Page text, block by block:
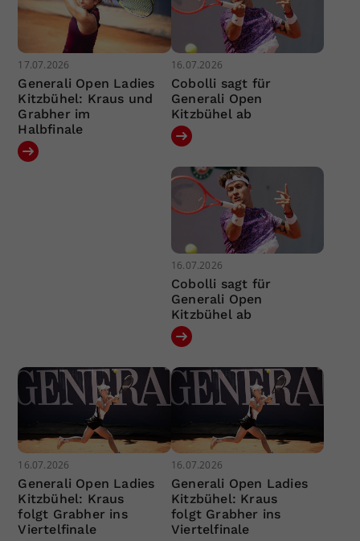
17.07.2026
Generali Open Ladies
Kitzbühel: Kraus und
Grabher im
Halbfinale
16.07.2026
Cobolli sagt für
Generali Open
Kitzbühel ab
16.07.2026
Cobolli sagt für
Generali Open
Kitzbühel ab
16.07.2026
Generali Open Ladies
Kitzbühel: Kraus
folgt Grabher ins
Viertelfinale
16.07.2026
Generali Open Ladies
Kitzbühel: Kraus
folgt Grabher ins
Viertelfinale